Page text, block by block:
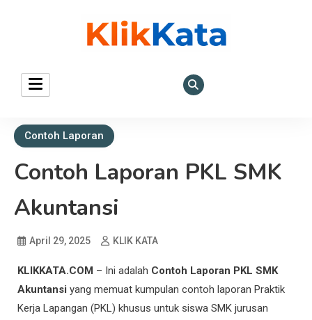
KLIK KATA – Referensi
Bisnis dan Ekonomi
Contoh Laporan
Contoh Laporan PKL SMK
Akuntansi
April 29, 2025 KLIK KATA
KLIKKATA.COM – Ini adalah Contoh Laporan PKL SMK
Akuntansi yang memuat kumpulan contoh laporan Praktik
Kerja Lapangan (PKL) khusus untuk siswa SMK jurusan